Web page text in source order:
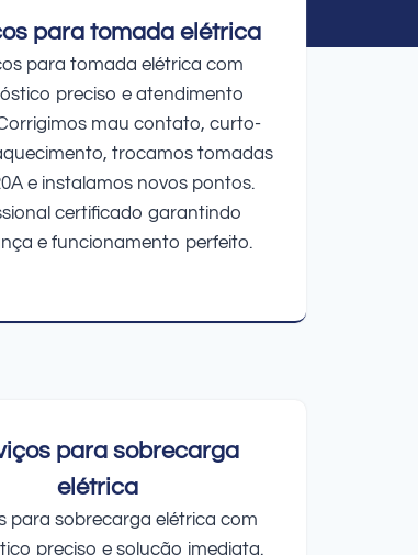
para tomada elétrica
para tomada elétrica com
preciso e atendimento
mau contato, curto-
trocamos tomadas
e instalamos novos pontos.
certificado garantindo
e funcionamento perfeito.
para sobrecarga
elétrica
para sobrecarga elétrica com
preciso e solução imediata.